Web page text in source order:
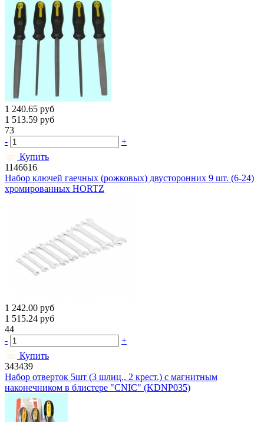
1 240.65 руб
1 513.59 руб
73
-
+
Купить
1146616
Набор ключей гаечных (рожковых) двусторонних 9 шт. (6-24)
хромированных HORTZ
1 242.00 руб
1 515.24 руб
44
-
+
Купить
343439
Набор отверток 5шт (3 шлиц., 2 крест.) c магнитным
наконечником в блистере "CNIC" (KDNP035)